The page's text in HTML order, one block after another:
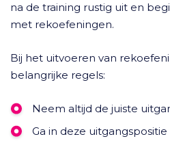
na de training rustig uit en
met rekoefeningen.
Bij het uitvoeren van
belangrijke regels:
Neem altijd de juiste
Ga in deze